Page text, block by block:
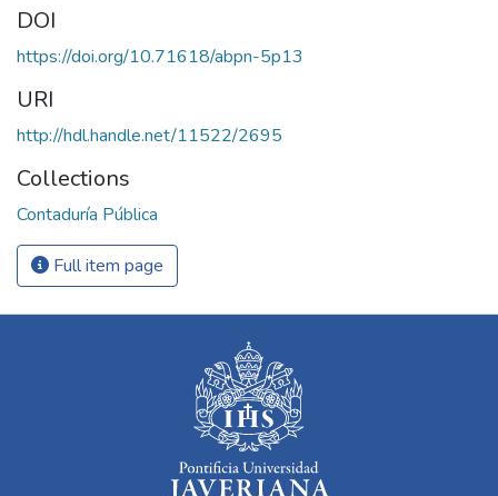
DOI
https://doi.org/10.71618/abpn-5p13
URI
http://hdl.handle.net/11522/2695
Collections
Contaduría Pública
Full item page